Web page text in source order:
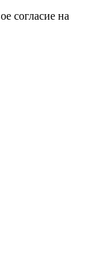
согласие на